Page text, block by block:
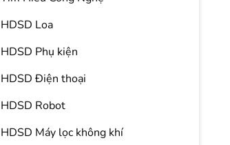
HDSD Loa
HDSD Phụ kiện
HDSD Điện thoại
HDSD Robot
HDSD Máy lọc không khí